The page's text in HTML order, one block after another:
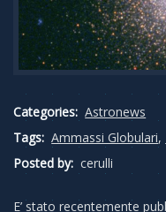
Categories: Astronews
Tags: Ammassi Globulari,
Posted by: cerulli
E’ stato recentemente